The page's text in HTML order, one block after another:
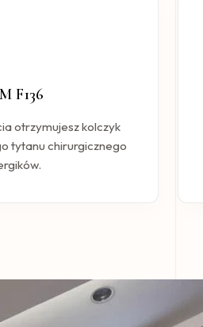
F136
otrzymujesz kolczyk
tytanu chirurgicznego